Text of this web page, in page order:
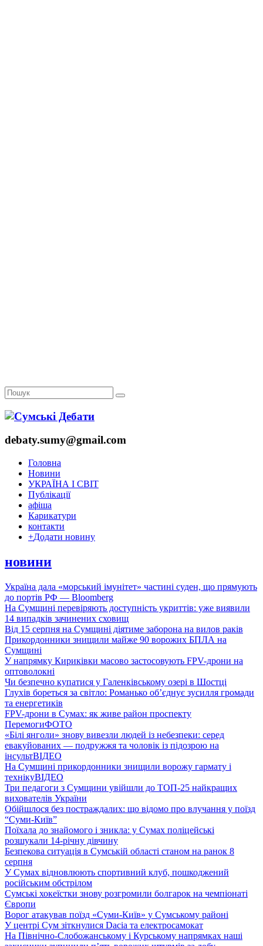
debaty.sumy@gmail.com
Головна
Новини
УКРАЇНА І СВІТ
Публікації
афіша
Карикатури
контакти
+Додати новину
новини
Україна дала «морський імунітет» частині суден, що прямують
до портів РФ — Bloomberg
На Сумщині перевіряють доступність укриттів: уже виявили
14 випадків зачинених сховищ
Від 15 серпня на Сумщині діятиме заборона на вилов раків
Прикордонники знищили майже 90 ворожих БПЛА на
Сумщині
У напрямку Кириківки масово застосовують FPV-дрони на
оптоволокні
Чи безпечно купатися у Галенківському озері в Шостці
Глухів бореться за світло: Романько об’єднує зусилля громади
та енергетиків
FPV-дрони в Сумах: як живе район проспекту
ПеремогиФОТО
«Білі янголи» знову вивезли людей із небезпеки: серед
евакуйованих — подружжя та чоловік із підозрою на
інсультВІДЕО
На Сумщині прикордонники знищили ворожу гармату і
технікуВІДЕО
Три педагоги з Сумщини увійшли до ТОП-25 найкращих
вихователів України
Обійшлося без постраждалих: що відомо про влучання у поїзд
“Суми-Київ”
Поїхала до знайомого і зникла: у Сумах поліцейські
розшукали 14-річну дівчину
Безпекова ситуація в Сумській області станом на ранок 8
серпня
У Сумах відновлюють спортивний клуб, пошкоджений
російським обстрілом
Сумські хокеїстки знову розгромили болгарок на чемпіонаті
Європи
Ворог атакував поїзд «Суми-Київ» у Сумському районі
У центрі Сум зіткнулися Dacia та електросамокат
На Північно-Слобожанському і Курському напрямках наші